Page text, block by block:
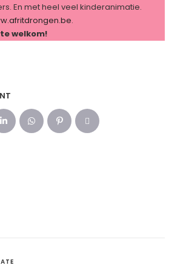
En met heel veel kinderanimatie.
.
welkom!